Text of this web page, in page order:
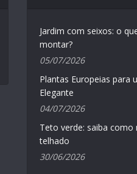
Jardim com seixos: o
montar?
05/07/2026
Plantas Europeias para
Elegante
04/07/2026
Teto verde: saiba
telhado
30/06/2026